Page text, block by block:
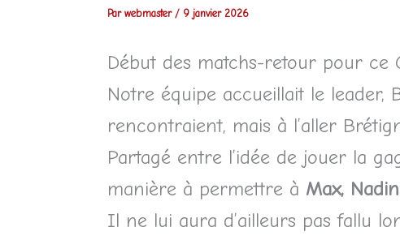
Par webmaster / 9 janvier 2026
Début des matchs-retour pour ce
Notre équipe accueillait le leader,
rencontraient, mais à l’aller
Partagé entre l’idée de jouer la
manière à permettre à Max,
Il ne lui aura d’ailleurs pas fallu